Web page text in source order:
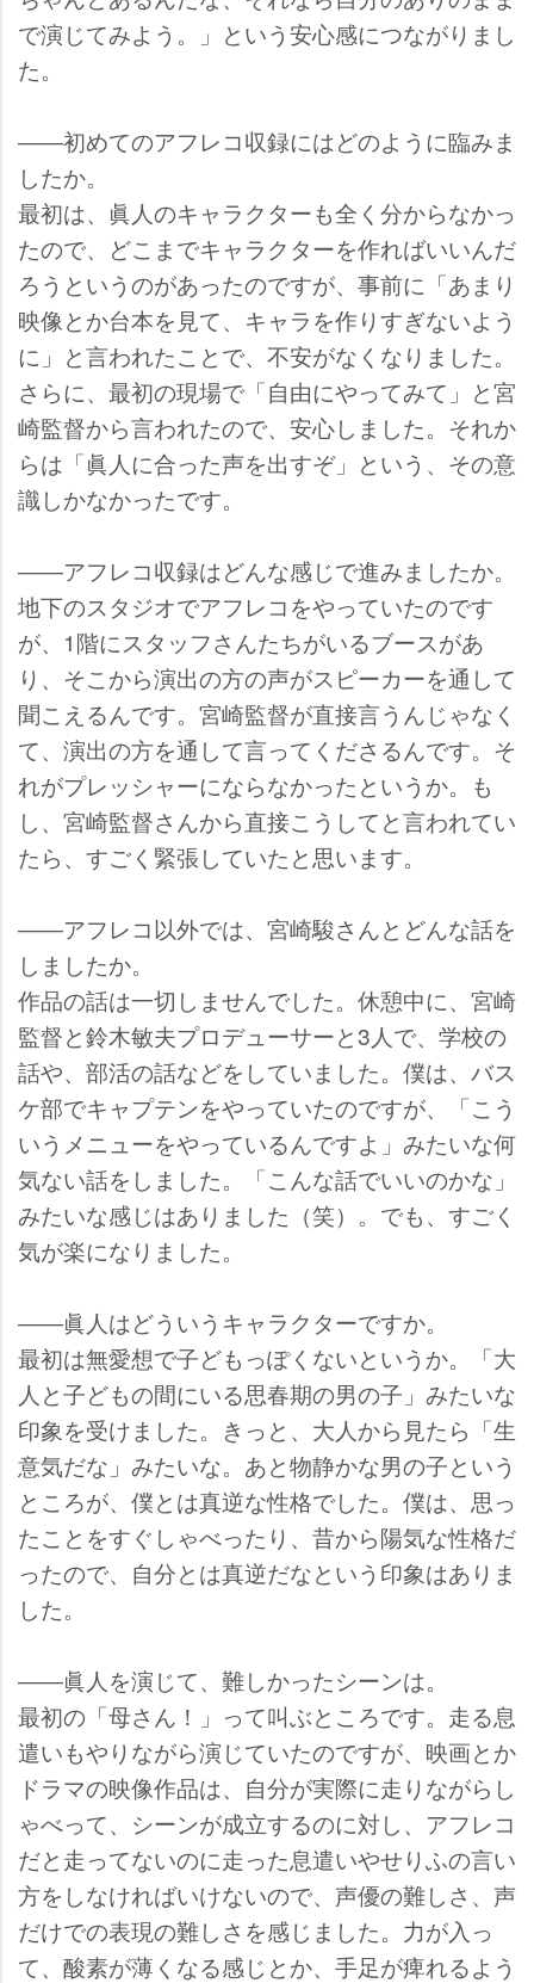
で演じてみよう。」という安心感につながりまし
た。
――初めてのアフレコ収録にはどのように臨みま
したか。
最初は、眞人のキャラクターも全く分からなかっ
たので、どこまでキャラクターを作ればいいんだ
ろうというのがあったのですが、事前に「あまり
映像とか台本を見て、キャラを作りすぎないよう
に」と言われたことで、不安がなくなりました。
さらに、最初の現場で「自由にやってみて」と宮
崎監督から言われたので、安心しました。それか
らは「眞人に合った声を出すぞ」という、その意
識しかなかったです。
――アフレコ収録はどんな感じで進みましたか。
地下のスタジオでアフレコをやっていたのです
が、1階にスタッフさんたちがいるブースがあ
り、そこから演出の方の声がスピーカーを通して
聞こえるんです。宮崎監督が直接言うんじゃなく
て、演出の方を通して言ってくださるんです。そ
れがプレッシャーにならなかったというか。も
し、宮崎監督さんから直接こうしてと言われてい
たら、すごく緊張していたと思います。
――アフレコ以外では、宮崎駿さんとどんな話を
しましたか。
作品の話は一切しませんでした。休憩中に、宮崎
監督と鈴木敏夫プロデューサーと3人で、学校の
話や、部活の話などをしていました。僕は、バス
ケ部でキャプテンをやっていたのですが、「こう
いうメニューをやっているんですよ」みたいな何
気ない話をしました。「こんな話でいいのかな」
みたいな感じはありました（笑）。でも、すごく
気が楽になりました。
――眞人はどういうキャラクターですか。
最初は無愛想で子どもっぽくないというか。「大
人と子どもの間にいる思春期の男の子」みたいな
印象を受けました。きっと、大人から見たら「生
意気だな」みたいな。あと物静かな男の子という
ところが、僕とは真逆な性格でした。僕は、思っ
たことをすぐしゃべったり、昔から陽気な性格だ
ったので、自分とは真逆だなという印象はありま
した。
――眞人を演じて、難しかったシーンは。
最初の「母さん！」って叫ぶところです。走る息
遣いもやりながら演じていたのですが、映画とか
ドラマの映像作品は、自分が実際に走りながらし
ゃべって、シーンが成立するのに対し、アフレコ
だと走ってないのに走った息遣いやせりふの言い
方をしなければいけないので、声優の難しさ、声
だけでの表現の難しさを感じました。力が入っ
て、酸素が薄くなる感じとか、手足が痺れるよう